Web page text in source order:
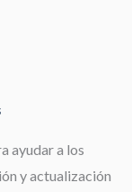
ayudar a los
y actualización